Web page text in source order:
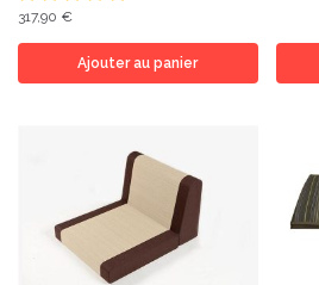
317,90 €
Ajouter au panier